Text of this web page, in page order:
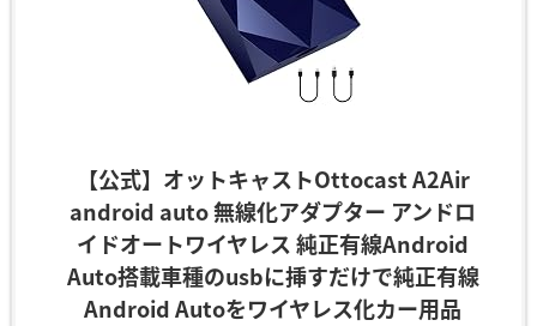
【公式】オットキャストOttocast A2Air
android auto 無線化アダプター アンドロ
イドオートワイヤレス 純正有線Android
Auto搭載車種のusbに挿すだけで純正有線
Android Autoをワイヤレス化カー用品